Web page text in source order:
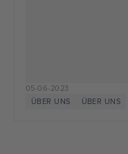
05-06-2023
ÜBER UNS
ÜBER UNS